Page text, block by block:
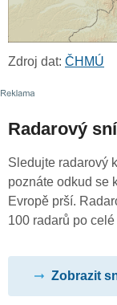
Zdroj dat: ČHMÚ
Radarový
Sledujte radarový
poznáte odkud se
Evropě prší.
100 radarů po
Zobrazit